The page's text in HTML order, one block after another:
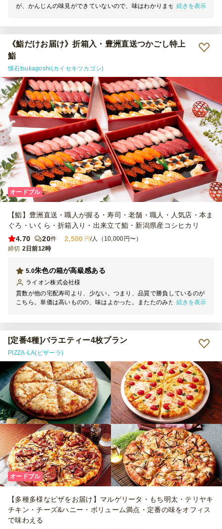
が、かんじんの味見ができていないので、味はわかりません。 また
続きを表示
《鮨だけお届け》折箱入・豊洲直送つかごし特上
鮨
懐石tsukagoshi(カイセキツカゴシ)
オードブル
【鮨】豊洲直送・職人が握る・寿司・老舗・職人・人気店・本ま
ぐろ・いくら・折箱入り・出来立て鮨・新潟県産コシヒカリ
4.70
20件 2,500 円/人（10,000円〜）
締切 2日前12時
朱色の箱が高級感ある
5.0
ライオン株式会社様
貫数が他の宅配寿司より、少ない。つまり、品質で勝負しているのが
こちら。単価は高いものの、味はよかった。またたのみたい。 入れ
続きを表示
[定番4種]バラエティー4枚プラン
PIZZA-LA(ピザーラ)
オードブル
【多種多様なピザをお届け】マルゲリータ・もち明太・テリヤキ
チキン・チーズ&ハニー・ボリューム満点・定番の味をオフィス
で味わえる